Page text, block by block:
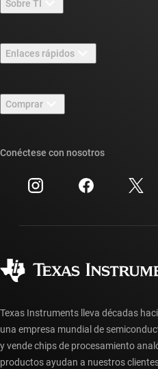
Sobre TI
Carreras laborales
Sala de redacción
Eventos
Relaciones con los
Enlaces rápidos
Foros de soporte de diseño de
Búsqueda de referencias
Centro de atención al cliente
Preguntas frecuentes sobre la
Comprar
Preguntas frecuentes sobre
Conéctese con nosotros
Texas Instruments lleva décadas
una empresa mundial de
y vende chips de procesamiento
productos ayudan a nuestros